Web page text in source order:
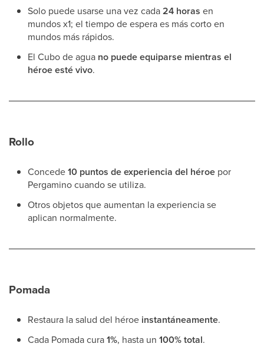
Solo puede usarse una vez cada24 horas en
mundos x1; el tiempo de espera es más corto en
mundos más rápidos.
El Cubo de agua no puede equiparse mientras el
héroe esté vivo.
Rollo
Concede10 puntos de experiencia del héroe por
Pergamino cuando se utiliza.
Otros objetos que aumentan la experiencia se
aplican normalmente.
Pomada
Restaura la salud del héroe instantáneamente.
Cada Pomada cura1%, hasta un 100% total.